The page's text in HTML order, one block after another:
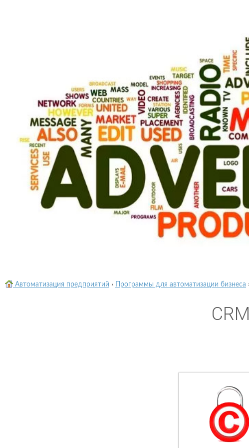
Автоматизация предприятий › Программы для автоматизации бизнеса ›